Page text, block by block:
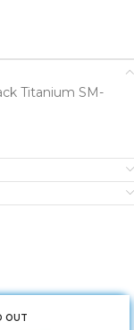
Titanium SM-
OUT